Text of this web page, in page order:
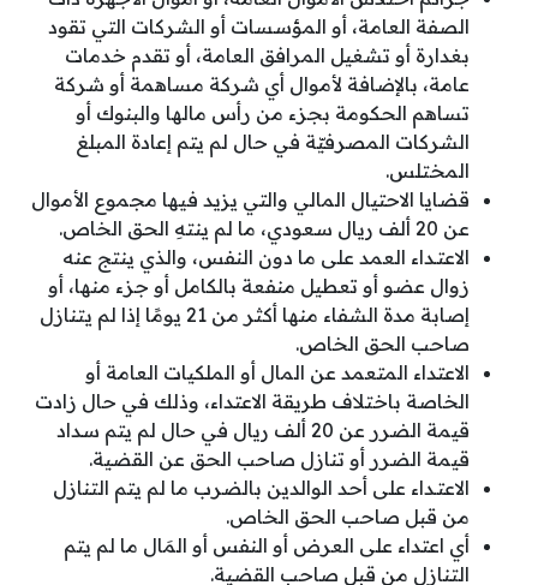
الصفة العامة، أو المؤسسات أو الشركات التي تقود
بغدارة أو تشغيل المرافق العامة، أو تقدم خدمات
عامة، بالإضافة لأموال أي شركة مساهمة أو شركة
تساهم الحكومة بجزء من رأس مالها والبنوك أو
الشركات المصرفيّة في حال لم يتم إعادة المبلغ
المختلس.
قضايا الاحتيال المالي والتي يزيد فيها مجموع الأموال
عن 20 ألف ريال سعودي، ما لم ينتهِ الحق الخاص.
الاعتـداء العمد على ما دون النفس، والذي ينتج عنه
زوال عضو أو تعطيل منفعة بالكامل أو جزء منها، أو
إصابة مدة الشفاء منها أكثر من 21 يومًا إذا لم يتنازل
صاحب الحق الخاص.
الاعتداء المتعمد عن المال أو الملكيات العامة أو
الخاصة باختلاف طريقة الاعتداء، وذلك في حال زادت
قيمة الضرر عن 20 ألف ريال في حال لم يتم سداد
قيمة الضرر أو تنازل صاحب الحق عن القضية.
الاعتـداء على أحد الوالدين بالضرب ما لم يتم التنازل
من قبل صاحب الحق الخاص.
أي اعتداء على العرض أو النفس أو المَال ما لم يتم
التنازل من قبل صاحب القضية.